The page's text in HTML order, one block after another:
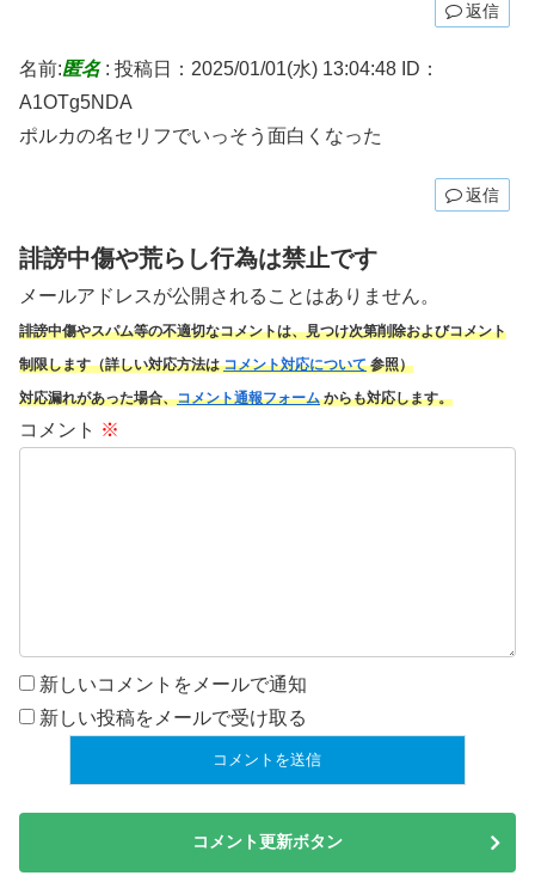
返信
名前:匿名: 投稿日：2025/01/01(水) 13:04:48 ID：
A1OTg5NDA
ポルカの名セリフでいっそう面白くなった
返信
誹謗中傷や荒らし行為は禁止です
メールアドレスが公開されることはありません。
誹謗中傷やスパム等の不適切なコメントは、見つけ次第削除およびコメント
制限します（詳しい対応方法はコメント対応について参照）
対応漏れがあった場合、コメント通報フォームからも対応します。
コメント ※
新しいコメントをメールで通知
新しい投稿をメールで受け取る
コメント更新ボタン